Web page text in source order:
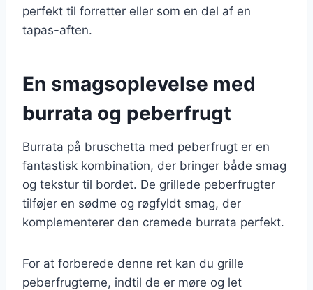
perfekt til forretter eller som en del af en
tapas-aften.
En smagsoplevelse med
burrata og peberfrugt
Burrata på bruschetta med peberfrugt er en
fantastisk kombination, der bringer både smag
og tekstur til bordet. De grillede peberfrugter
tilføjer en sødme og røgfyldt smag, der
komplementerer den cremede burrata perfekt.
For at forberede denne ret kan du grille
peberfrugterne, indtil de er møre og let